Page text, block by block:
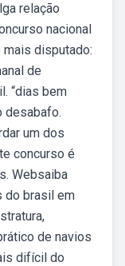
relação
nacional
mais disputado:
de
“dias bem
desabafo.
um dos
concurso é
Websaiba
do brasil em
de navios
difícil do